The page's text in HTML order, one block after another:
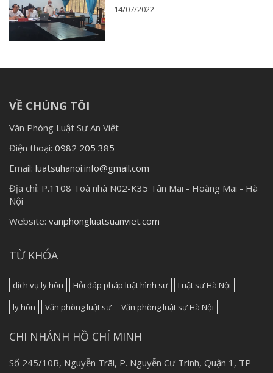
14/07/2022
VỀ CHÚNG TÔI
Văn Phòng Luật Sư An Việt
Điện thoại: 0982 205 385
Email: luatsuhanoi.info@gmail.com
Địa chỉ: P.1108 Toà nhà N02-K35 Tân Mai - Hoàng Mai - Hà
Nội
Website: vanphongluatsuanviet.com
TỪ KHÓA
dịch vụ ly hôn Hỏi đáp pháp luật hình sự
Luật sư Hà Nội
ly hôn
Văn phòng luật sư Văn phòng luật sư Hà Nội
CHI NHÁNH HỒ CHÍ MINH
Số 245/10B, Nguyễn Trãi, P. Nguyễn Cư Trinh, Quận 1, TP